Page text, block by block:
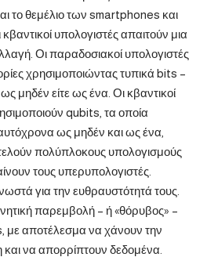
το θεμέλιο των smartphones και
υπολογιστές απαιτούν μια
Οι παραδοσιακοί υπολογιστές
χρησιμοποιώντας τυπικά bits –
μηδέν είτε ως ένα. Οι κβαντικοί
qubits, τα οποία
ως μηδέν και ως ένα,
πολύπλοκους υπολογισμούς
τους υπερυπολογιστές.
για την ευθραυστότητά τους.
παρεμβολή – ή «θόρυβος» –
αποτέλεσμα να χάνουν την
και να απορρίπτουν δεδομένα.